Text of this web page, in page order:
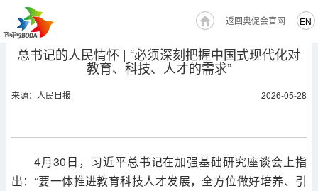
EN
返回奥促会官网
总书记的人民情怀 | “必须深刻把握中国式现代化对
教育、科技、人才的需求”
来源：人民日报 2026-05-28
4月30日，习近平总书记在加强基础研究座谈会上指
出：“要一体推进教育科技人才发展，全方位做好培养、引